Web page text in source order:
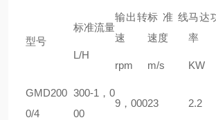
型号
标准流量
L/H
输出转
速
rpm
标准线
速度
m/s
马达
率
KW
GMD200
0/4
300-1，0
00
9，00023 2.2